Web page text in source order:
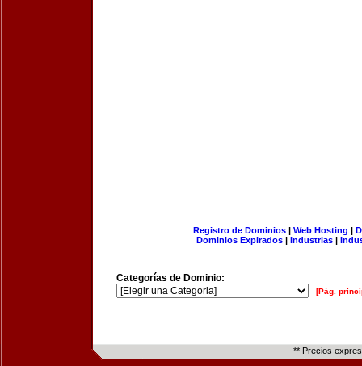
Registro de Dominios| Web Hosting |
Dominios Expirados | Industrias |
Categorías de Dominio:
[Pág.
** Precios